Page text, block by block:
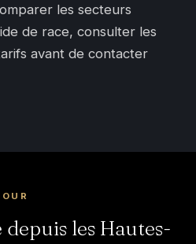
les secteurs
de race, consulter les
avant de contacter
depuis les Hautes-